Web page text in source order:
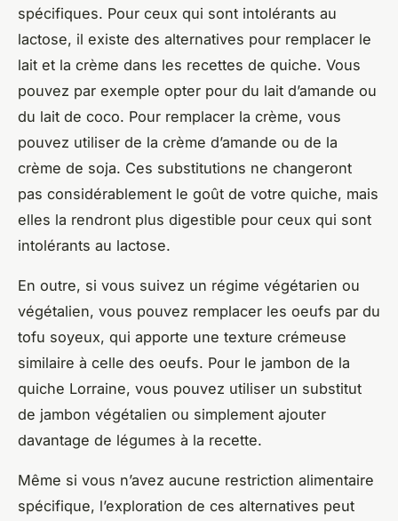
spécifiques. Pour ceux qui sont intolérants au
lactose, il existe des alternatives pour remplacer le
lait et la crème dans les recettes de quiche. Vous
pouvez par exemple opter pour du lait d’amande ou
du lait de coco. Pour remplacer la crème, vous
pouvez utiliser de la crème d’amande ou de la
crème de soja. Ces substitutions ne changeront
pas considérablement le goût de votre quiche, mais
elles la rendront plus digestible pour ceux qui sont
intolérants au lactose.
En outre, si vous suivez un régime végétarien ou
végétalien, vous pouvez remplacer les oeufs par du
tofu soyeux, qui apporte une texture crémeuse
similaire à celle des oeufs. Pour le jambon de la
quiche Lorraine, vous pouvez utiliser un substitut
de jambon végétalien ou simplement ajouter
davantage de légumes à la recette.
Même si vous n’avez aucune restriction alimentaire
spécifique, l’exploration de ces alternatives peut